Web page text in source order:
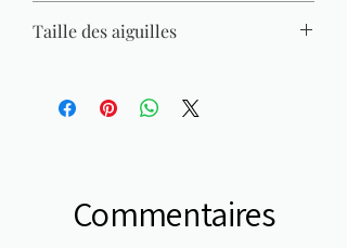
Taille des aiguilles
Commentaires